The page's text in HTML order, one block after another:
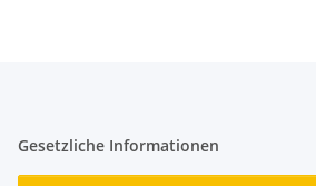
Gesetzliche Informationen